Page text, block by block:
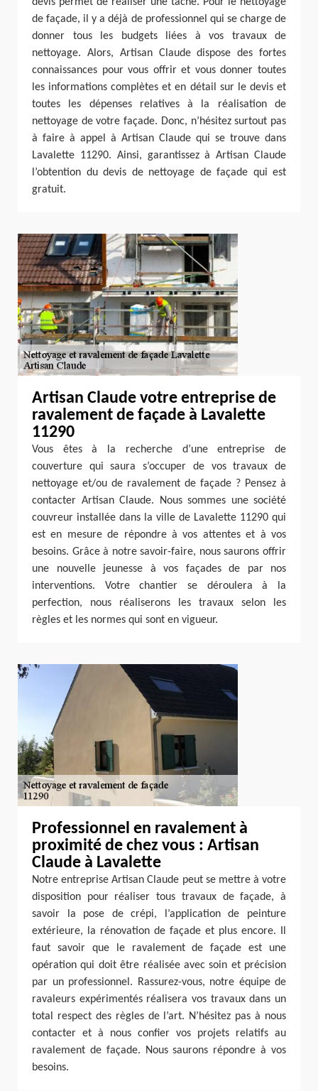
de façade, il y a déjà de professionnel qui se charge de
donner tous les budgets liées à vos travaux de
nettoyage. Alors, Artisan Claude dispose des fortes
connaissances pour vous offrir et vous donner toutes
les informations complètes et en détail sur le devis et
toutes les dépenses relatives à la réalisation de
nettoyage de votre façade. Donc, n’hésitez surtout pas
à faire à appel à Artisan Claude qui se trouve dans
Lavalette 11290. Ainsi, garantissez à Artisan Claude
l’obtention du devis de nettoyage de façade qui est
gratuit.
Artisan Claude votre entreprise de
ravalement de façade à Lavalette
11290
Vous êtes à la recherche d’une entreprise de
couverture qui saura s’occuper de vos travaux de
nettoyage et/ou de ravalement de façade ? Pensez à
contacter Artisan Claude. Nous sommes une société
couvreur installée dans la ville de Lavalette 11290 qui
est en mesure de répondre à vos attentes et à vos
besoins. Grâce à notre savoir-faire, nous saurons offrir
une nouvelle jeunesse à vos façades de par nos
interventions. Votre chantier se déroulera à la
perfection, nous réaliserons les travaux selon les
règles et les normes qui sont en vigueur.
Professionnel en ravalement à
proximité de chez vous : Artisan
Claude à Lavalette
Notre entreprise Artisan Claude peut se mettre à votre
disposition pour réaliser tous travaux de façade, à
savoir la pose de crépi, l’application de peinture
extérieure, la rénovation de façade et plus encore. Il
faut savoir que le ravalement de façade est une
opération qui doit être réalisée avec soin et précision
par un professionnel. Rassurez-vous, notre équipe de
ravaleurs expérimentés réalisera vos travaux dans un
total respect des règles de l’art. N’hésitez pas à nous
contacter et à nous confier vos projets relatifs au
ravalement de façade. Nous saurons répondre à vos
besoins.